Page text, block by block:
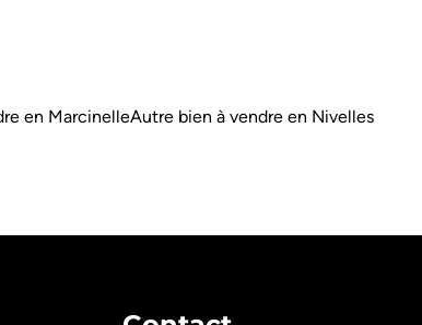
en MarcinelleAutre bien à vendre en Nivelles